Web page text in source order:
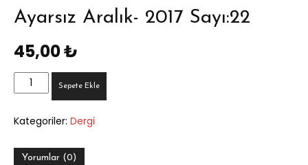
Ayarsız Aralık- 2017 Sayı:22
45,00₺
Ayarsız
Aralık-
Sayı:22
Sepete Ekle
Kategoriler: Dergi
Yorumlar (0)